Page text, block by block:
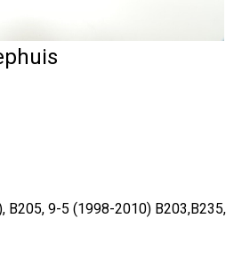
B205, 9-5 (1998-2010) B203,B235,